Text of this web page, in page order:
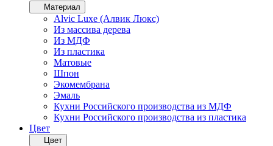
Материал
Alvic Luxe (Алвик Люкс)
Из массива дерева
Из МДФ
Из пластика
Матовые
Шпон
Экомембрана
Эмаль
Кухни Российского производства из МДФ
Кухни Российского производства из пластика
Цвет
Цвет